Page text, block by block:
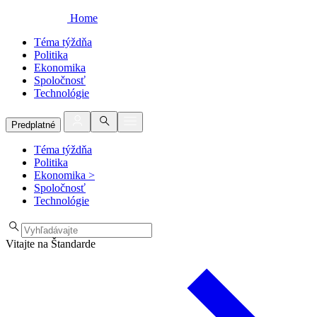
Home
Téma týždňa
Politika
Ekonomika
Spoločnosť
Technológie
Predplatné
Téma týždňa
Politika
Ekonomika >
Spoločnosť
Technológie
Vitajte na Štandarde